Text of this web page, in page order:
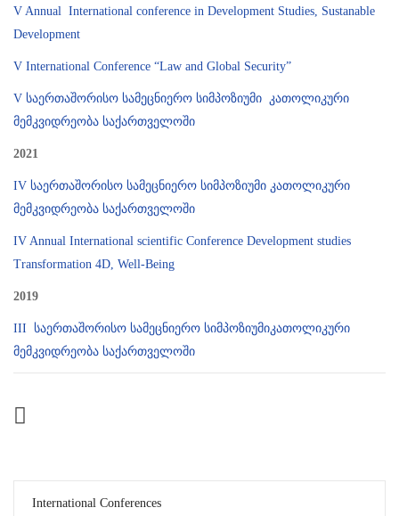
V Annual International conference in Development Studies, Sustanable
Development
V International Conference “Law and Global Security”
V საერთაშორისო სამეცნიერო სიმპოზიუმი კათოლიკური
მემკვიდრეობა საქართველოში
2021
IV საერთაშორისო სამეცნიერო სიმპოზიუმი კათოლიკური
მემკვიდრეობა საქართველოში
IV Annual International scientific Conference Development studies
Transformation 4D, Well-Being
2019
III საერთაშორისო სამეცნიერო სიმპოზიუმიკათოლიკური
მემკვიდრეობა საქართველოში
International Conferences